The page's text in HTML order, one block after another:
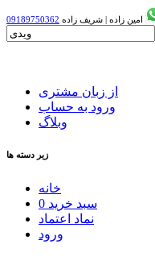
09189750362 امین زاده | شریف زاده
از زبان مشتری
ورود به حساب
وبلاگ
زیر دسته ها
خانه
0 سبد خرید
نماد اعتماد
ورود